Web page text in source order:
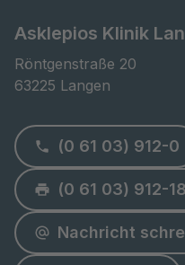
Asklepios Klinik
Röntgenstraße 20
63225 Langen
(0 61 03) 912-0
(0 61 03) 912-
Nachricht